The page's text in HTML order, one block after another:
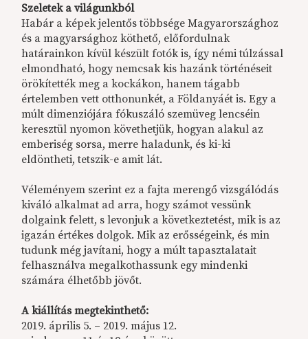
Szeletek a világunkból
Habár a képek jelentős többsége Magyarországhoz
és a magyarsághoz köthető, előfordulnak
határainkon kívül készült fotók is, így némi túlzással
elmondható, hogy nemcsak kis hazánk történéseit
örökítették meg a kockákon, hanem tágabb
értelemben vett otthonunkét, a Földanyáét is. Egy a
múlt dimenziójára fókuszáló szemüveg lencséin
keresztül nyomon követhetjük, hogyan alakul az
emberiség sorsa, merre haladunk, és ki-ki
eldöntheti, tetszik-e amit lát.
Véleményem szerint ez a fajta merengő vizsgálódás
kiváló alkalmat ad arra, hogy számot vessünk
dolgaink felett, s levonjuk a következtetést, mik is az
igazán értékes dolgok. Mik az erősségeink, és min
tudunk még javítani, hogy a múlt tapasztalatait
felhasználva megalkothassunk egy mindenki
számára élhetőbb jövőt.
A kiállítás megtekinthető:
2019. április 5. – 2019. május 12.